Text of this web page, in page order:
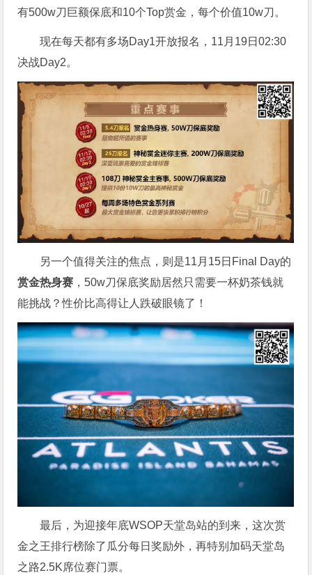
有500w刀巨额保底和10个Top赏金，每个价值10w刀。
现在每天都有多场Day1开放报名，11月19日02:30
决战Day2。
另一个值得关注的焦点，则是11月15日Final Day的
赏金热身赛 ，50w刀保底奖励居然只需要一杯奶茶钱就
能挑战？性价比高得让人跌破眼镜了！
最后，为迎接年底WSOP天堂岛站的到来，这次赏
金之王排行榜除了瓜分每日奖励外，再特别加码天堂岛
之路2.5K席位赛门票。